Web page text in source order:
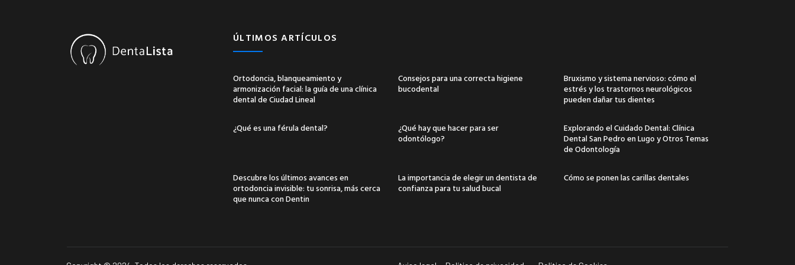
ÚLTIMOS ARTÍCULOS
Ortodoncia, blanqueamiento y
armonización facial: la guía de una clínica
dental de Ciudad Lineal
Consejos para una correcta higiene
bucodental
Bruxismo y sistema nervioso: cómo el
estrés y los trastornos neurológicos
pueden dañar tus dientes
¿Qué es una férula dental?
¿Qué hay que hacer para ser
odontólogo?
Explorando el Cuidado Dental: Clínica
Dental San Pedro en Lugo y Otros Temas
de Odontología
Descubre los últimos avances en
ortodoncia invisible: tu sonrisa, más cerca
que nunca con Dentin
La importancia de elegir un dentista de
confianza para tu salud bucal
Cómo se ponen las carillas dentales